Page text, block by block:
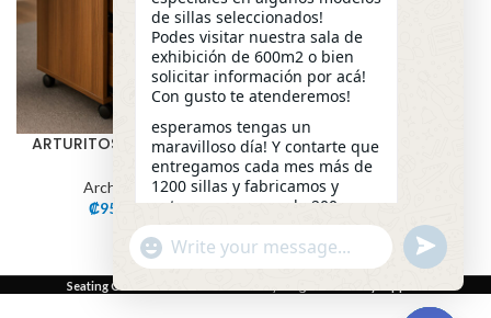
ARTURITOS EN MELAMINA
Archivadores
₡95,000.00
Seating Costa Rica S.A
de sillas seleccionados!
Podes visitar nuestra sala de
exhibición de 600m2 o bien
solicitar información por acá!
Con gusto te atenderemos!
esperamos tengas un
maravilloso día! Y contarte que
entregamos cada mes más de
1200 sillas y fabricamos y
entregamos cerca de 200
escritorios a la medida!
Que necesitas? permítenos
saber por este medio o
llámanos al 4081-3500
"+chaty_settings.lang.emoji_picker+"
WhatsApp
undefined